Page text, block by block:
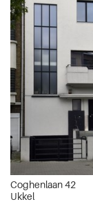
Coghenlaan 42
Ukkel